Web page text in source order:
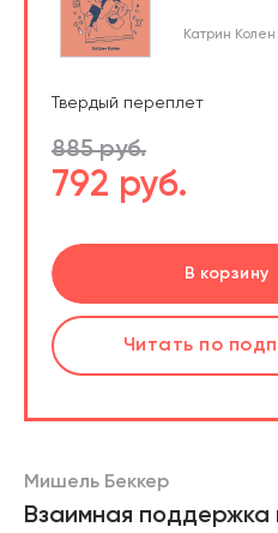
Катрин Колен
Твердый переплет
885 руб.
792 руб.
В корзину
В корзине
Читать по
Перейти
Читать по
Перейти
Слушатьпо
Мишель Беккер
Взаимная поддержка